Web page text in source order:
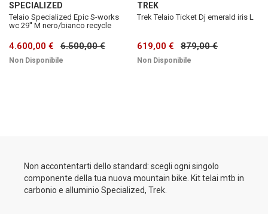
SPECIALIZED
Telaio Specialized Epic S-works
wc 29'' M nero/bianco recycle
4.600,00 € 6.500,00 €
Non Disponibile
TREK
Trek Telaio Ticket Dj emerald iris L
619,00 € 879,00 €
Non Disponibile
Non accontentarti dello standard: scegli ogni singolo
componente della tua nuova mountain bike. Kit telai mtb in
carbonio e alluminio Specialized, Trek.